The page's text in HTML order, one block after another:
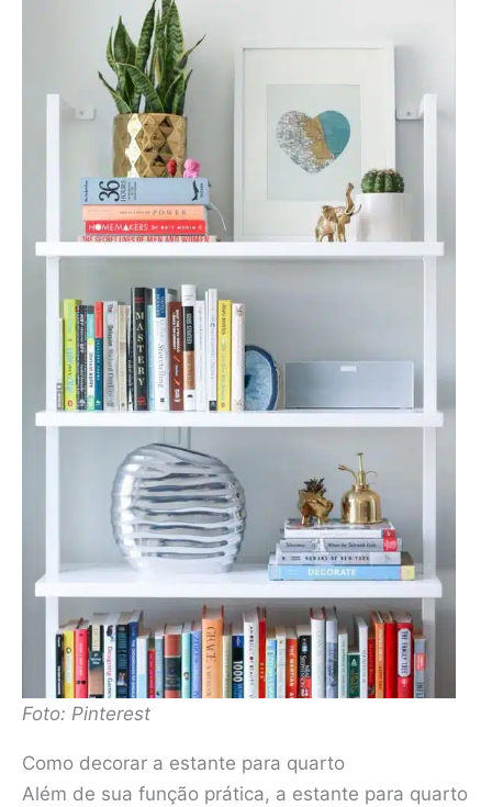
Foto: Pinterest
Como decorar a estante para quarto
Além de sua função prática, a estante para quarto